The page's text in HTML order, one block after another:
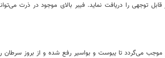
توجهی را دریافت نماید. فیبر بالای موجود در ذرت
موجب می‌گردد تا یبوست و بواسیر رفع شده و از بروز سرطان